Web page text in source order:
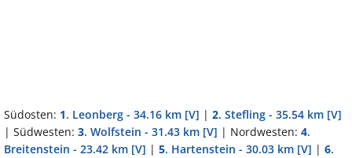
Südosten: 1. Leonberg - 34.16 km [V] | 2. Stefling - 35.54 km [V]
| Südwesten: 3. Wolfstein - 31.43 km [V] | Nordwesten: 4.
Breitenstein - 23.42 km [V] | 5. Hartenstein - 30.03 km [V] | 6.